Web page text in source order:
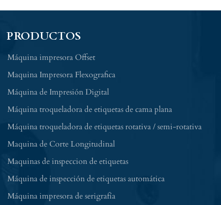
PRODUCTOS
Máquina impresora Offset
Maquina Impresora Flexografica
Máquina de Impresión Digital
Máquina troqueladora de etiquetas de cama plana
Máquina troqueladora de etiquetas rotativa / semi-rotativa
Maquina de Corte Longitudinal
Maquinas de inspeccion de etiquetas
Máquina de inspección de etiquetas automática
Máquina impresora de serigrafía